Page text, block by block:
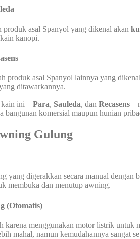
produk asal Spanyol yang dikenal akan
kanopi.
produk asal Spanyol lainnya yang
ditawarkannya.
kain ini—Para, Sauleda, dan Recasens
bangunan komersial maupun hunian
Gulung
yang digerakkan secara manual
membuka dan menutup awning.
(Otomatis)
karena menggunakan motor listrik untuk
mahal, namun kemudahannya sangat